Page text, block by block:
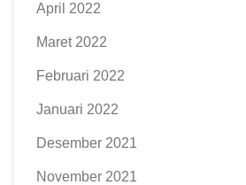
April 2022
Maret 2022
Februari 2022
Januari 2022
Desember 2021
November 2021